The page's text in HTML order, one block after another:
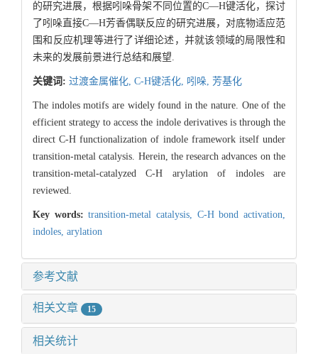
的研究进展，根据吲哚骨架不同位置的C—H键活化，探讨
了吲哚直接C—H芳香偶联反应的研究进展，对底物适应范
围和反应机理等进行了详细论述，并就该领域的局限性和
未来的发展前景进行总结和展望.
关键词: 过渡金属催化, C-H键活化, 吲哚, 芳基化
The indoles motifs are widely found in the nature. One of the
efficient strategy to access the indole derivatives is through the
direct C-H functionalization of indole framework itself under
transition-metal catalysis. Herein, the research advances on the
transition-metal-catalyzed C-H arylation of indoles are
reviewed.
Key words:transition-metal catalysis, C-H bond activation,
indoles, arylation
参考文献
相关文章 15
相关统计